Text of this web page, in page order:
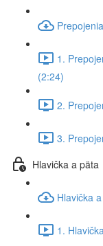
1.
(2:24)
2.
3.
Hlavička a päta
Hlavička
1.